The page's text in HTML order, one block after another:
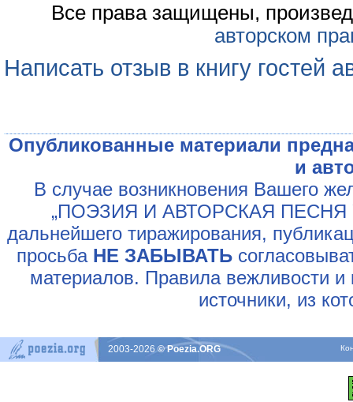
Все права защищены,
авторском
Написать отзыв в книгу гостей
Опубликованные материали
и
В случае возникновения Вашего
„ПОЭЗИЯ И АВТОРСКАЯ ПЕСНЯ
дальнейшего тиражирования,
просьба НЕ ЗАБЫВАТЬ
материалов. Правила вежливости и
источники, из
2003-2026© Poezia.ORG